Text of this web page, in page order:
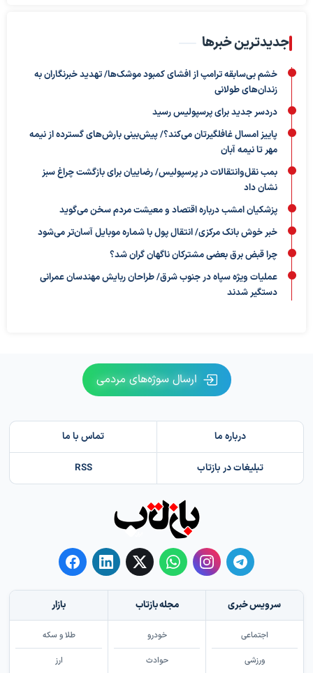
جدیدترین خبرها
خشم بی‌سابقه ترامپ از افشای کمبود موشک‌ها/ تهدید خبرنگاران به
زندان‌های طولانی
دردسر جدید برای پرسپولیس رسید
پاییز امسال غافلگیرتان می‌کند؟/ پیش‌بینی بارش‌های گسترده از نیمه
مهر تا نیمه آبان
بمب نقل‌وانتقالات در پرسپولیس/ رضاییان برای بازگشت چراغ سبز
نشان داد
پزشکیان امشب درباره اقتصاد و معیشت مردم سخن می‌گوید
خبر خوش بانک مرکزی/ انتقال پول با شماره موبایل آسان‌تر می‌شود
چرا قبض برق بعضی مشترکان ناگهان گران شد؟
عملیات ویژه سپاه در جنوب شرق/ طراحان ربایش مهندسان عمرانی
دستگیر شدند
ارسال سوژه‌های مردمی
درباره ما تماس با ما
تبلیغات در بازتاب RSS
سرویس خبری
اجتماعی
ورزشی
مجله بازتاب
خودرو
حوادث
بازار
طلا و سکه
ارز